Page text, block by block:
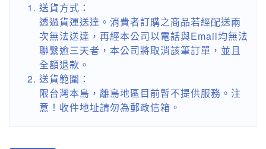
送貨方式：
透過貨運送達。消費者訂購之商品若經配送兩
次無法送達，再經本公司以電話與Email均無法
聯繫逾三天者，本公司將取消該筆訂單，並且
全額退款。
送貨範圍：
限台灣本島，離島地區目前暫不提供服務。注
意！收件地址請勿為郵政信箱。